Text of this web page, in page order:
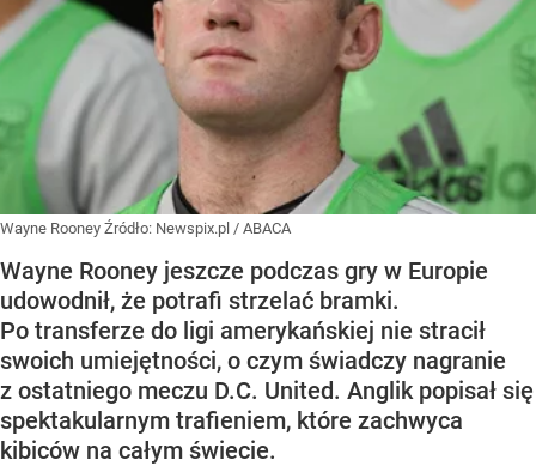
Wayne Rooney Źródło: Newspix.pl / ABACA
Wayne Rooney jeszcze podczas gry w Europie
udowodnił, że potrafi strzelać bramki.
Po transferze do ligi amerykańskiej nie stracił
swoich umiejętności, o czym świadczy nagranie
z ostatniego meczu D.C. United. Anglik popisał się
spektakularnym trafieniem, które zachwyca
kibiców na całym świecie.